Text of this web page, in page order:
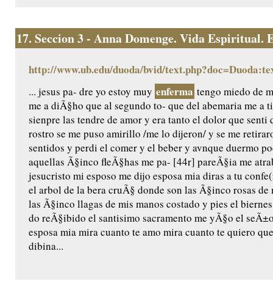
17. Seccion 3 - Anna Domenge. Vida Espiritual.
http://www.ub.edu/duoda/bvid/
... jesus pa- dre yo estoy muy enferma tengo miedo de
me a diÃ§ho que al segundo to- que del abemaria me a
sienpre las tendre de amor y era tanto el dolor que
rostro se me puso amirillo /me lo dijeron/ y se me
sentidos y perdi el comer y el beber y avnque duermo
aquellas Ã§inco fleÃ§has me pa- [44r] pareÃ§ia me
jesucristo mi esposo me dijo esposa mia diras a tu
el arbol de la bera cruÃ§ donde son las Ã§inco rosas
las Ã§inco llagas de mis manos costado y pies el
do reÃ§ibido el santisimo sacramento me yÃ§o el
esposa mia mira cuanto te amo mira cuanto te quiero
dibina...